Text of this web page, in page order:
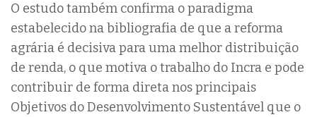
O estudo também confirma o paradigma
estabelecido na bibliografia de que a reforma
agrária é decisiva para uma melhor distribuição
de renda, o que motiva o trabalho do Incra e pode
contribuir de forma direta nos principais
Objetivos do Desenvolvimento Sustentável que o